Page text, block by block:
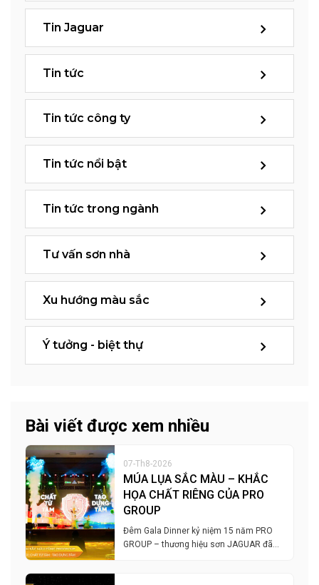
Tin Jaguar
Tin tức
Tin tức công ty
Tin tức nổi bật
Tin tức trong ngành
Tư vấn sơn nhà
Xu hướng màu sắc
Ý tưởng - biệt thự
Bài viết được xem nhiều
07-Th8-2026
MÚA LỤA SẮC MÀU – KHẮC
HỌA CHẤT RIÊNG CỦA PRO
GROUP
Đêm Gala Dinner kỷ niệm 15 năm PRO
GROUP – thương hiệu sơn JAGUAR đã…